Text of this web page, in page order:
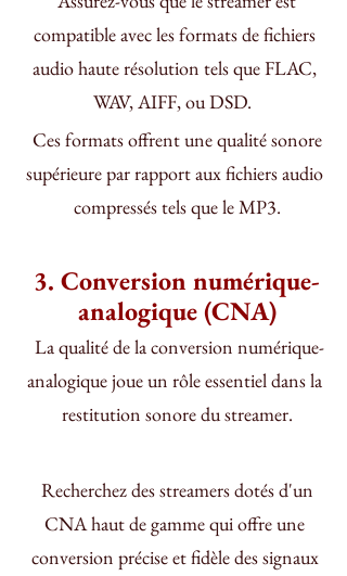
compatible avec les formats de fichiers
audio haute résolution tels que FLAC,
WAV, AIFF, ou DSD.
supérieure par rapport aux fichiers audio
compressés tels que le MP3.
3. Conversion numérique-
analogique (CNA)
analogique joue un rôle essentiel dans la
restitution sonore du streamer.
CNA haut de gamme qui offre une
conversion précise et fidèle des signaux